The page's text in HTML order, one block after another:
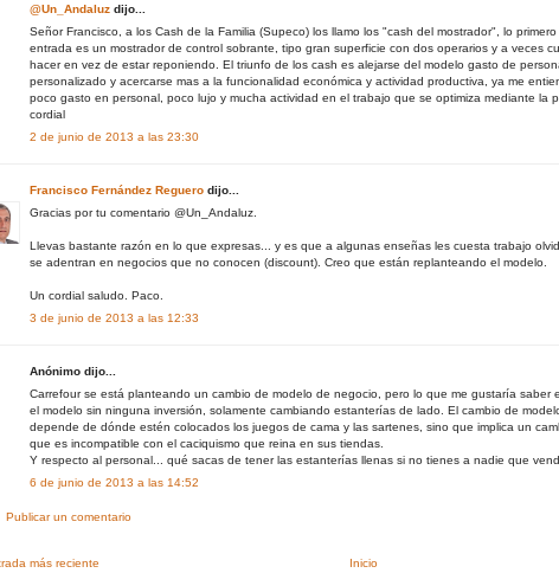
@Un_Andaluz dijo...
Señor Francisco, a los Cash de la Familia (Supeco) los llamo los "cash del mostrador", lo
entrada es un mostrador de control sobrante, tipo gran superficie con dos operarios y a veces
hacer en vez de estar reponiendo. El triunfo de los cash es alejarse del modelo gasto de
personalizado y acercarse mas a la funcionalidad económica y actividad productiva, ya me
poco gasto en personal, poco lujo y mucha actividad en el trabajo que se optimiza mediante la
cordial
2 de junio de 2013 a las 23:30
Francisco Fernández Reguero dijo...
Gracias por tu comentario @Un_Andaluz.
Llevas bastante razón en lo que expresas... y es que a algunas enseñas les cuesta trabajo
se adentran en negocios que no conocen (discount). Creo que están replanteando el modelo.
Un cordial saludo. Paco.
3 de junio de 2013 a las 12:33
Anónimo dijo...
Carrefour se está planteando un cambio de modelo de negocio, pero lo que me gustaría saber
el modelo sin ninguna inversión, solamente cambiando estanterías de lado. El cambio de
depende de dónde estén colocados los juegos de cama y las sartenes, sino que implica un
que es incompatible con el caciquismo que reina en sus tiendas.
Y respecto al personal... qué sacas de tener las estanterías llenas si no tienes a nadie que
6 de junio de 2013 a las 14:52
Publicar un comentario
más reciente Inicio